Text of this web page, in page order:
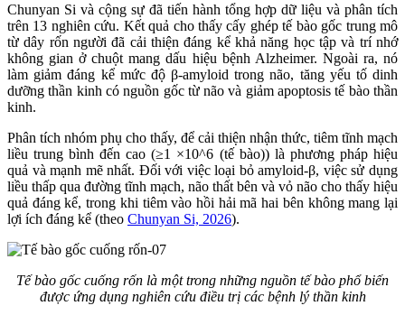
Chunyan Si và cộng sự đã tiến hành tổng hợp dữ liệu và phân tích
trên 13 nghiên cứu. Kết quả cho thấy cấy ghép tế bào gốc trung mô
từ dây rốn người đã cải thiện đáng kể khả năng học tập và trí nhớ
không gian ở chuột mang dấu hiệu bệnh Alzheimer. Ngoài ra, nó
làm giảm đáng kể mức độ β-amyloid trong não, tăng yếu tố dinh
dưỡng thần kinh có nguồn gốc từ não và giảm apoptosis tế bào thần
kinh.
Phân tích nhóm phụ cho thấy, để cải thiện nhận thức, tiêm tĩnh mạch
liều trung bình đến cao (≥1 ×10^6 (tế bào)) là phương pháp hiệu
quả và mạnh mẽ nhất. Đối với việc loại bỏ amyloid-β, việc sử dụng
liều thấp qua đường tĩnh mạch, não thất bên và vỏ não cho thấy hiệu
quả đáng kể, trong khi tiêm vào hồi hải mã hai bên không mang lại
lợi ích đáng kể (theo Chunyan Si, 2026).
Tế bào gốc cuống rốn là một trong những nguồn tế bào phổ biến
được ứng dụng nghiên cứu điều trị các bệnh lý thần kinh